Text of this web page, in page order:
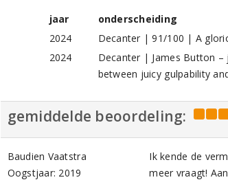
jaar
onderscheiding
2024
Decanter | 91/100 | A
2024
Decanter | James Button
between juicy gulpability
gemiddelde beoordeling:
Baudien Vaatstra
Oogstjaar: 2019
Ik kende de
meer vraagt!